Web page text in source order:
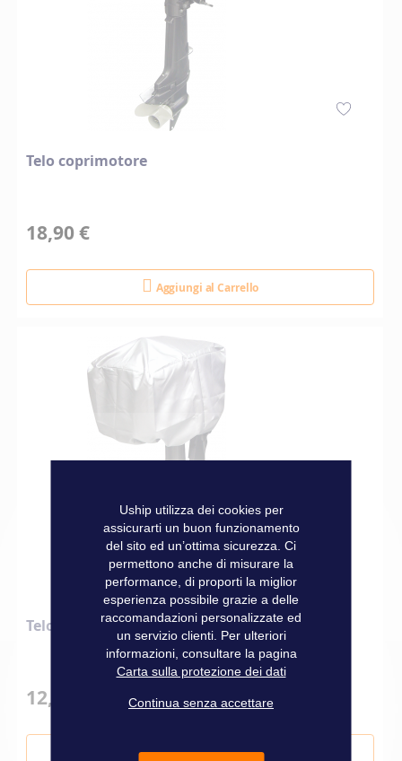
Telo coprimotore
18,90 €
Aggiungi al Carrello
Telo coprimotore
12,90 €
Aggiungi al Carrello
Uship utilizza dei cookies per
assicurarti un buon funzionamento
del sito ed un’ottima sicurezza. Ci
permettono anche di misurare la
performance, di proporti la miglior
esperienza possibile grazie a delle
raccomandazioni personalizzate ed
un servizio clienti. Per ulteriori
informazioni, consultare la pagina
Carta sulla protezione dei dati
Continua senza accettare